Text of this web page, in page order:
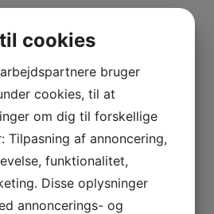
120cm
cookies
bruger
cookies, til at
om dig til forskellige
Tilpasning af annoncering,
funktionalitet,
Disse oplysninger
annoncerings- og